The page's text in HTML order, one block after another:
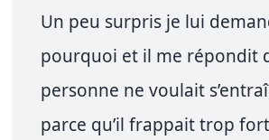
Un peu surpris je lui
pourquoi et il me répondit
personne ne voulait
parce qu’il frappait trop fort